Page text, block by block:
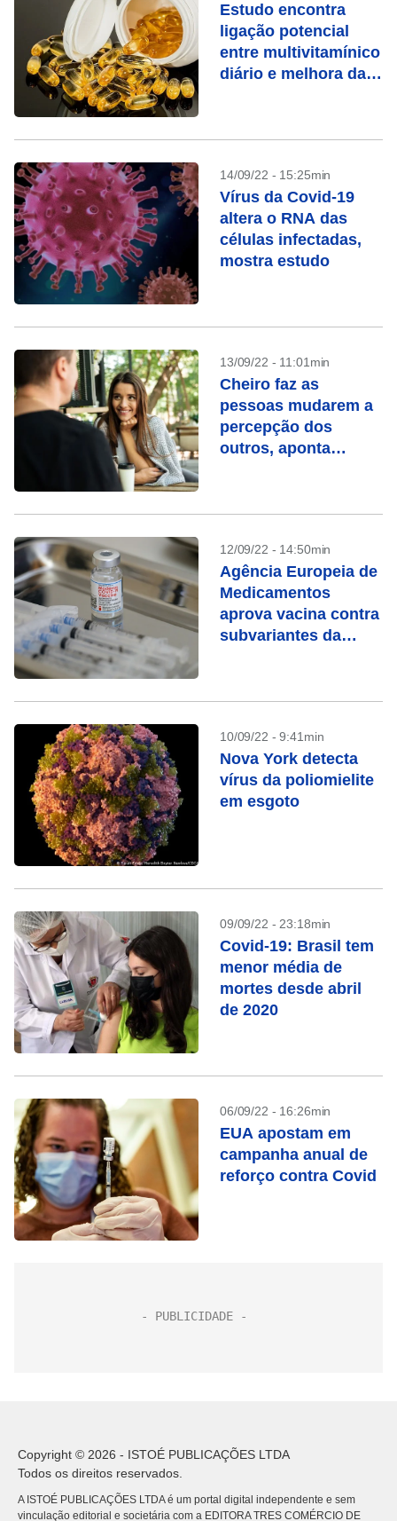
Estudo encontra
ligação potencial
entre multivitamínico
diário e melhora da
14/09/22 - 15:25min
Vírus da Covid-19
altera o RNA das
células infectadas,
mostra estudo
13/09/22 - 11:01min
Cheiro faz as
pessoas mudarem a
percepção dos
outros, aponta
12/09/22 - 14:50min
Agência Europeia de
Medicamentos
aprova vacina contra
subvariantes da
10/09/22 - 9:41min
Nova York detecta
vírus da poliomielite
em esgoto
09/09/22 - 23:18min
Covid-19: Brasil tem
menor média de
mortes desde abril
de 2020
06/09/22 - 16:26min
EUA apostam em
campanha anual de
reforço contra Covid
Copyright © 2026 - ISTOÉ PUBLICAÇÕES LTDA
Todos os direitos reservados.
A ISTOÉ PUBLICAÇÕES LTDA é um portal digital independente e sem
vinculação editorial e societária com a EDITORA TRES COMÉRCIO DE